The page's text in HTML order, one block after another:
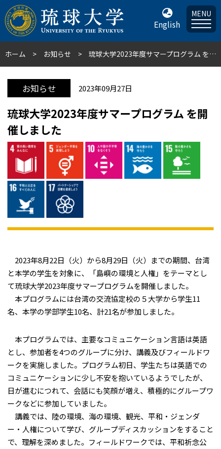
English
MENU
ホーム お知らせ 琉球大学2023年度サマープログラム を開催しました
お知らせ 2023年09月27日
琉球大学2023年度サマープログラム を開
催しました
2023年8月22日（火）から8月29日（火）までの期間、台湾
と本学の学生を対象に、「島嶼の環境と人権」をテーマとし
て琉球大学2023年度サマープログラムを開催しました。
本プログラムには台湾の交流協定校の５大学から学生11
名、本学の学部学生10名、計21名が参加しました。
本プログラムでは、主要なコミュニケーション言語は英語
とし、参加者を4つのグループに分け、講義及びフィールドワ
ークを実施しました。プログラム初日、学生たちは英語での
コミュニケーションに少し不安を抱いているようでしたが、
日が進むにつれて、会話にも笑顔が増え、積極的にグループワ
ークなどに参加していました。
講義では、陸の環境、海の環境、観光、平和・ジェンダ
ー・人権について学び、グループディスカッションをすること
で、理解を深めました。フィールドワークでは、平和祈念公